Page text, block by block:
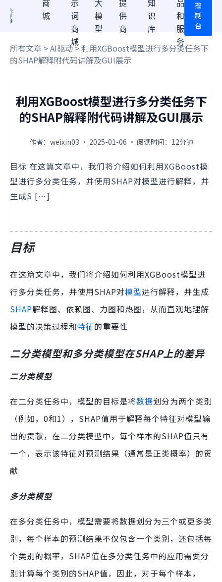
商
城
示
词
商
城
大
模
型
提
供
商
知
识
库
品
和
服
务
控
制
台
所有文章 >AI驱动> 利用XGBoost模型进行多分类任务下
的SHAP解释附代码讲解及GUI展示
利用XGBoost模型进行多分类任务下
的SHAP解释附代码讲解及GUI展示
作者：weixin03 · 2025-01-06 · 阅读时间：12分钟
目标 在这篇文章中，我们将介绍如何利用XGBoost模
型进行多分类任务，并使用SHAP对模型进行解释，并
生成S […]
目标
在这篇文章中，我们将介绍如何利用XGBoost模型进
行多分类任务，并使用SHAP对模型进行解释，并生成
SHAP解释图、依赖图、力图和热图，从而直观地理解
模型的决策过程和特征的重要性
二分类模型和多分类模型在SHAP上的差异
二分类模型
在二分类任务中，模型的目标是将数据划分为两个类别
（例如，0和1），SHAP值用于解释每个特征对模型输
出的贡献，在二分类模型中，每个样本的SHAP值只有
一个，表示该特征对预测结果（通常是正类概率）的贡
献
多分类模型
在多分类任务中，模型需要将数据划分为三个或更多类
别，每个样本的预测结果不仅包含一个类别，还包括每
个类别的概率，SHAP值在多分类任务中的应用需要分
别计算每个类别的SHAP值，因此，对于每个样本，